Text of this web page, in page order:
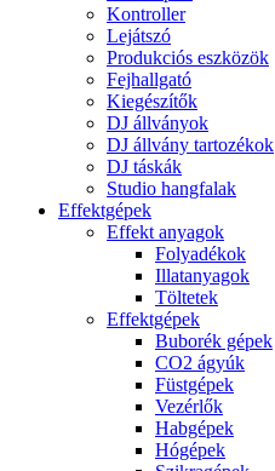
Kontroller
Lejátszó
Produkciós eszközök
Fejhallgató
Kiegészítők
DJ állványok
DJ állvány tartozékok
DJ táskák
Studio hangfalak
Effektgépek
Effekt anyagok
Folyadékok
Illatanyagok
Töltetek
Effektgépek
Buborék gépek
CO2 ágyúk
Füstgépek
Vezérlők
Habgépek
Hógépek